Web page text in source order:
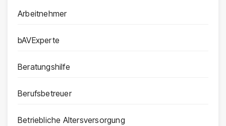
Arbeitnehmer
bAVExperte
Beratungshilfe
Berufsbetreuer
Betriebliche Altersversorgung